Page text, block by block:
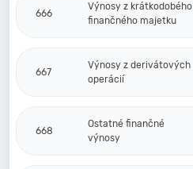
666
Výnosy z krátkodobého
finančného majetku
667
Výnosy z derivátových
operácií
668
Ostatné finančné
výnosy